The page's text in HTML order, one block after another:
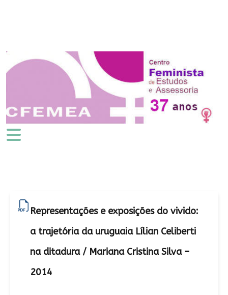
Representações e exposições do vivido:
a trajetória da uruguaia Lílian Celiberti
na ditadura / Mariana Cristina Silva –
2014